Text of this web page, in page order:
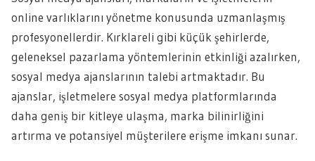
online varlıklarını yönetme konusunda uzmanlaşmış
profesyonellerdir. Kırklareli gibi küçük şehirlerde,
geleneksel pazarlama yöntemlerinin etkinliği azalırken,
sosyal medya ajanslarının talebi artmaktadır. Bu
ajanslar, işletmelere sosyal medya platformlarında
daha geniş bir kitleye ulaşma, marka bilinirliğini
artırma ve potansiyel müşterilere erişme imkanı sunar.